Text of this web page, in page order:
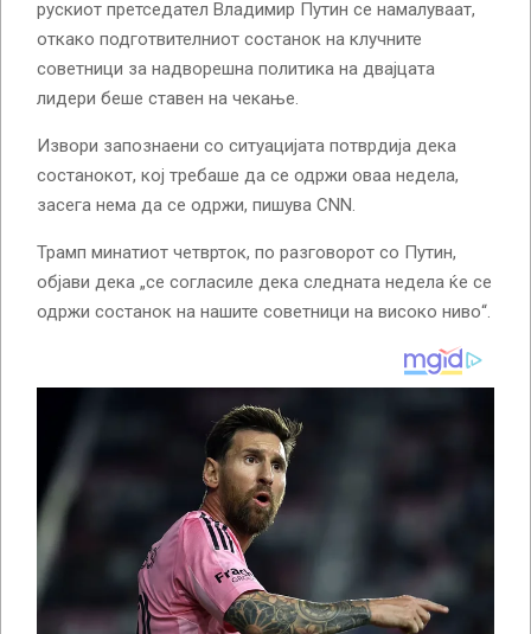
рускиот претседател Владимир Путин се намалуваат,
откако подготвителниот состанок на клучните
советници за надворешна политика на двајцата
лидери беше ставен на чекање.
Извори запознаени со ситуацијата потврдија дека
состанокот, кој требаше да се одржи оваа недела,
засега нема да се одржи, пишува CNN.
Трамп минатиот четврток, по разговорот со Путин,
објави дека „се согласиле дека следната недела ќе се
одржи состанок на нашите советници на високо ниво“.